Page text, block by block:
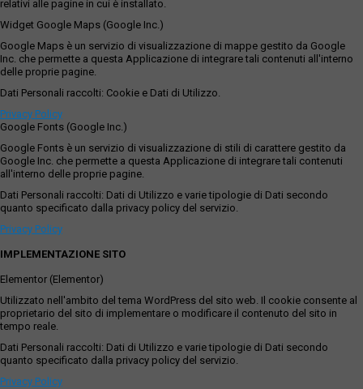
relativi alle pagine in cui è installato.
Widget Google Maps (Google Inc.)
Google Maps è un servizio di visualizzazione di mappe gestito da Google
Inc. che permette a questa Applicazione di integrare tali contenuti all'interno
delle proprie pagine.
Dati Personali raccolti: Cookie e Dati di Utilizzo.
Privacy Policy
Google Fonts (Google Inc.)
Google Fonts è un servizio di visualizzazione di stili di carattere gestito da
Google Inc. che permette a questa Applicazione di integrare tali contenuti
all'interno delle proprie pagine.
Dati Personali raccolti: Dati di Utilizzo e varie tipologie di Dati secondo
quanto specificato dalla privacy policy del servizio.
Privacy Policy
IMPLEMENTAZIONE SITO
Elementor (Elementor)
Utilizzato nell'ambito del tema WordPress del sito web. Il cookie consente al
proprietario del sito di implementare o modificare il contenuto del sito in
tempo reale.
Dati Personali raccolti: Dati di Utilizzo e varie tipologie di Dati secondo
quanto specificato dalla privacy policy del servizio.
Privacy Policy